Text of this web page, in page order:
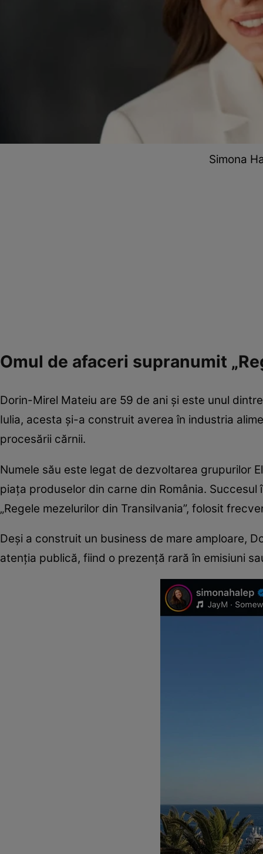
Simona
Omul de afaceri supranumit
Dorin-Mirel Mateiu are 59 de ani și este unul
Iulia, acesta și-a construit averea în industria
procesării cărnii.
Numele său este legat de dezvoltarea grupurilor
piața produselor din carne din România.
„Regele mezelurilor din Transilvania”, folosit
Deși a construit un business de mare amploare,
atenția publică, fiind o prezență rară în emisiuni